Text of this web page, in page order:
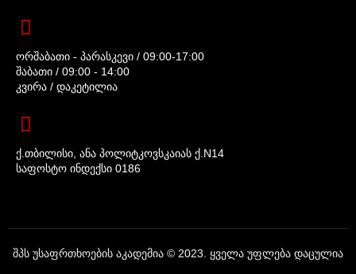
ორშაბათი - პარასკევი / 09:00-17:00
შაბათი / 09:00 - 14:00
კვირა / დაკეტილია
ქ.თბილისი, ანა პოლიტკოვსკაიას ქ.N14
საფოსტო ინდექსი 0186
შპს უსაფრთხოების აკადემია © 2023. ყველა უფლება დაცულია